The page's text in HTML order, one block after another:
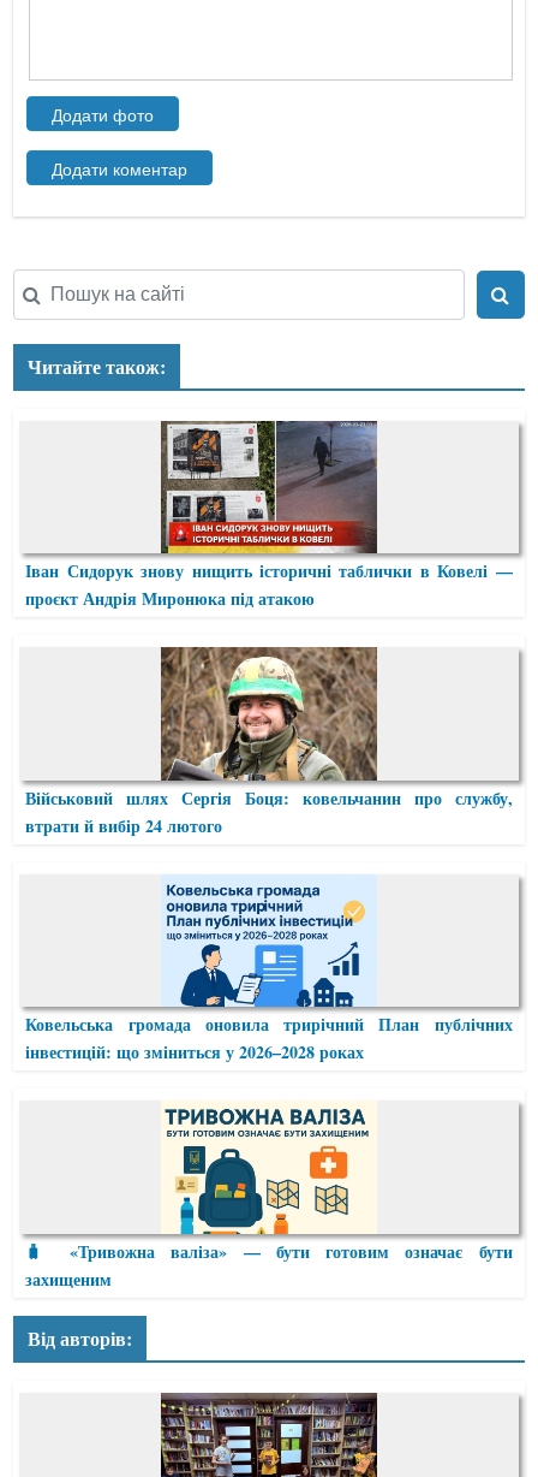
Читайте також:
Іван Сидорук знову нищить історичні таблички в Ковелі —
проєкт Андрія Миронюка під атакою
Військовий шлях Сергія Боця: ковельчанин про службу,
втрати й вибір 24 лютого
Ковельська громада оновила трирічний План публічних
інвестицій: що зміниться у 2026–2028 роках
🧳 «Тривожна валіза» — бути готовим означає бути
захищеним
Від авторів: